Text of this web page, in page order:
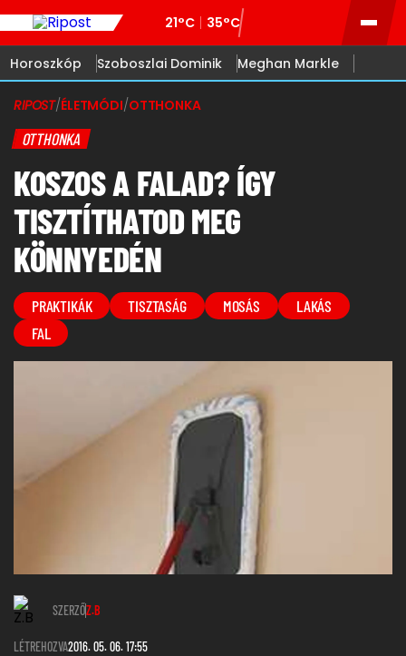
21°C 35°C
Horoszkóp Szoboszlai Dominik Meghan Markle
RIPOST/ÉLETMÓDI/OTTHONKA
OTTHONKA
KOSZOS A FALAD? ÍGY
TISZTÍTHATOD MEG
KÖNNYEDÉN
PRAKTIKÁK TISZTASÁG MOSÁS
LAKÁS
FAL
SZERZŐZ.B
LÉTREHOZVA2016. 05. 06. 17:55